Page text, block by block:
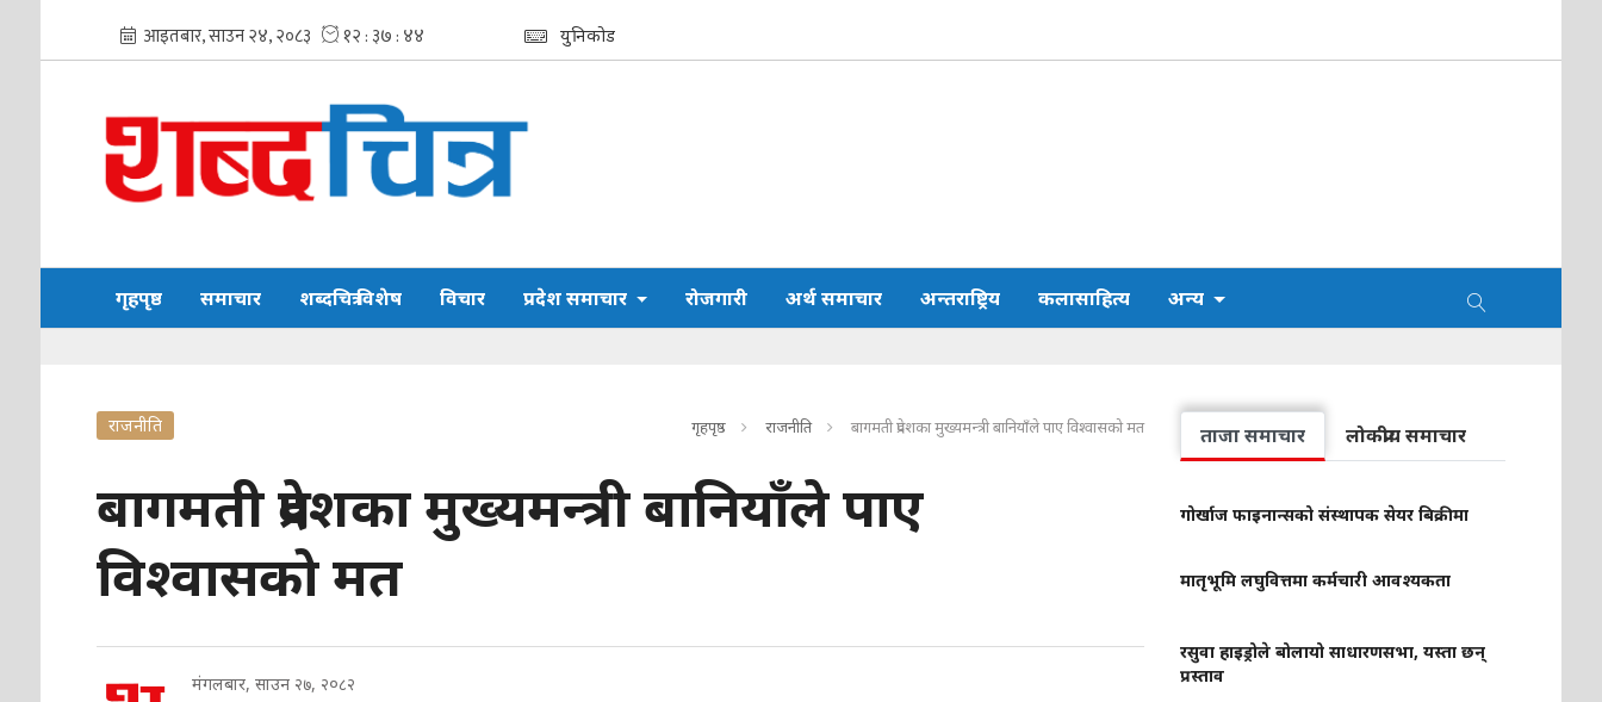
युनिकोड
गृहपृष्ठ समाचार शब्दचित्र विशेष विचार प्रदेश समाचार रोजगारी अर्थ समाचार अन्तराष्ट्रिय कलासाहित्य अन्य
राजनीति गृहपृष्ठ राजनीति बागमती प्रदेशका मुख्यमन्त्री बानियाँले पाए विश्वासको मत
बागमती प्रदेशका मुख्यमन्त्री बानियाँले पाए
विश्वासको मत
मंगलबार, साउन २७, २०८२
ताजा समाचार लोकप्रीय समाचार
गोर्खाज फाइनान्सको संस्थापक सेयर बिक्रीमा
मातृभूमि लघुवित्तमा कर्मचारी आवश्यकता
रसुवा हाइड्रोले बोलायो साधारणसभा, यस्ता छन्
प्रस्ताव